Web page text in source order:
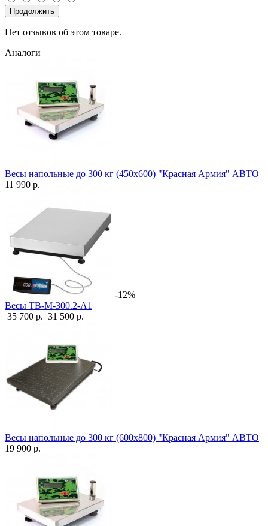
Продолжить
Нет отзывов об этом товаре.
Аналоги
Весы напольные до 300 кг (450х600) "Красная Армия" АВТО
11 990 р.
-12%
Весы ТВ-М-300.2-А1
35 700 р. 31 500 р.
Весы напольные до 300 кг (600х800) "Красная Армия" АВТО
19 900 р.